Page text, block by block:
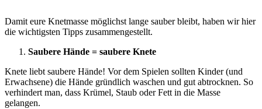
Damit eure Knetmasse möglichst lange sauber bleibt, haben wir hier
die wichtigsten Tipps zusammengestellt.
Saubere Hände = saubere Knete
Knete liebt saubere Hände! Vor dem Spielen sollten Kinder (und
Erwachsene) die Hände gründlich waschen und gut abtrocknen. So
verhindert man, dass Krümel, Staub oder Fett in die Masse
gelangen.